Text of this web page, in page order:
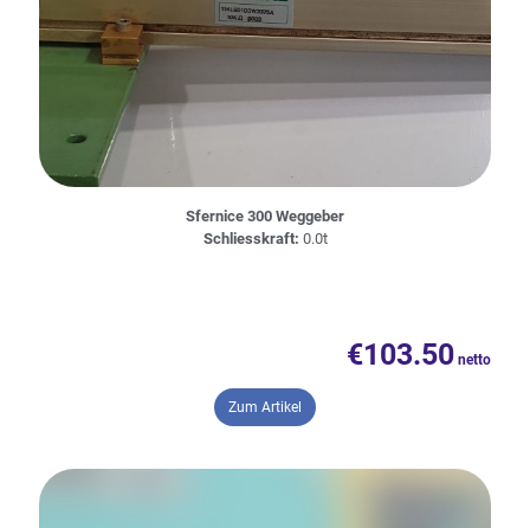
Sfernice 300 Weggeber
Schliesskraft: 0.0t
€103.50
Zum Artikel – Sfernice 300 Weggeber